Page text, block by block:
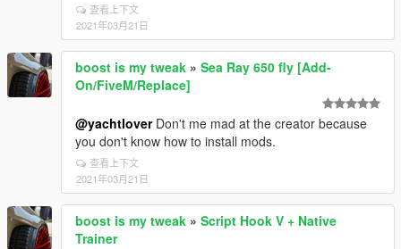
查看上下文
2021年03月21日
boost is my tweak » Sea Ray 650 fly [Add-
On/FiveM/Replace]
@yachtloverDon't me mad at the creator because
you don't know how to install mods.
查看上下文
2021年03月21日
boost is my tweak » Script Hook V + Native
Trainer